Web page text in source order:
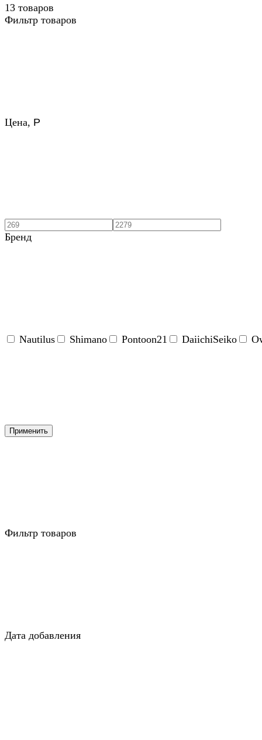
13 товаров
Фильтр товаров
Цена, Р
Бренд
Nautilus Shimano Pontoon21 DaiichiSeiko
Применить
Фильтр товаров
Дата добавления